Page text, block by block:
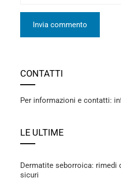
CONTATTI
Per informazioni e contatti:
LE ULTIME
Dermatite seborroica: rimedi
sicuri